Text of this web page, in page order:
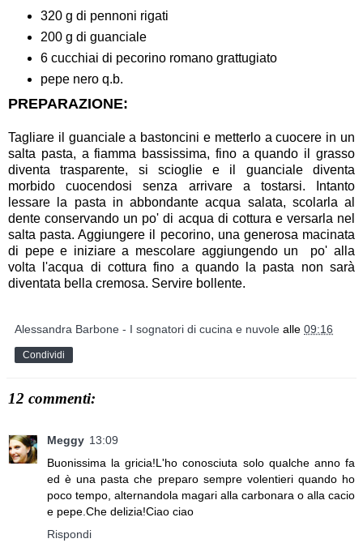
320 g di pennoni rigati
200 g di guanciale
6 cucchiai di pecorino romano grattugiato
pepe nero q.b.
PREPARAZIONE:
Tagliare il guanciale a bastoncini e metterlo a cuocere in un
salta pasta, a fiamma bassissima, fino a quando il grasso
diventa trasparente, si scioglie e il guanciale diventa
morbido cuocendosi senza arrivare a tostarsi. Intanto
lessare la pasta in abbondante acqua salata, scolarla al
dente conservando un po' di acqua di cottura e versarla nel
salta pasta. Aggiungere il pecorino, una generosa macinata
di pepe e iniziare a mescolare aggiungendo un po' alla
volta l'acqua di cottura fino a quando la pasta non sarà
diventata bella cremosa. Servire bollente.
Alessandra Barbone - I sognatori di cucina e nuvole alle 09:16
Condividi
12 commenti:
Meggy 13:09
Buonissima la gricia!L'ho conosciuta solo qualche anno fa
ed è una pasta che preparo sempre volentieri quando ho
poco tempo, alternandola magari alla carbonara o alla cacio
e pepe.Che delizia!Ciao ciao
Rispondi